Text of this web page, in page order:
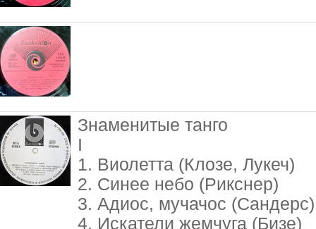
Знаменитые танго
I
1. Виолетта (Клозе, Лукеч)
2. Синее небо (Рикснер)
3. Адиос, мучачос (Сандерс)
4. Искатели жемчуга (Бизе)